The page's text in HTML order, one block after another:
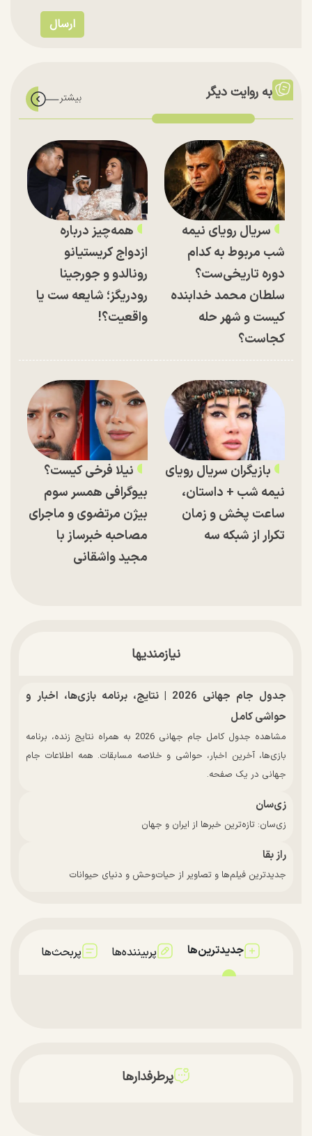
به روایت دیگر
سریال رویای نیمه
شب مربوط به کدام
دوره تاریخی‌ست؟
سلطان محمد خدابنده
کیست و شهر حله
کجاست؟
همه‌چیز درباره
ازدواج کریستیانو
رونالدو و جورجینا
رودریگز؛ شایعه ست یا
واقعیت؟!
بازیگران سریال رویای
نیمه شب + داستان،
ساعت پخش و زمان
تکرار از شبکه سه
نیلا فرخی کیست؟
بیوگرافی همسر سوم
بیژن مرتضوی و ماجرای
مصاحبه خبرساز با
مجید واشقانی
نیازمندیها
جدول جام جهانی 2026 | نتایج، برنامه بازی‌ها، اخبار و
حواشی کامل
مشاهده جدول کامل جام جهانی 2026 به همراه نتایج زنده، برنامه
بازی‌ها، آخرین اخبار، حواشی و خلاصه مسابقات. همه اطلاعات جام
جهانی در یک صفحه.
زی‌سان
زی‌سان: تازه‌ترین خبرها از ایران و جهان
راز بقا
جدیدترین فیلم‌ها و تصاویر از حیات‌وحش و دنیای حیوانات
جدیدترین‌ها پربیننده‌ها پربحث‌ها
پرطرفدارها